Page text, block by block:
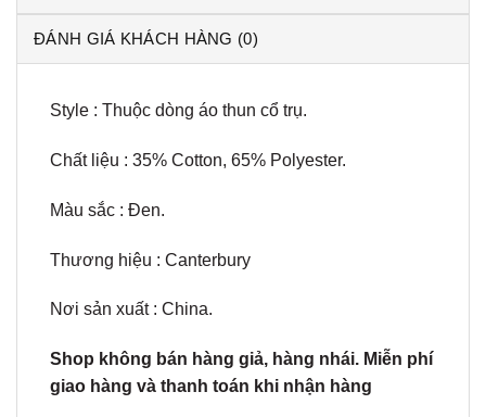
ĐÁNH GIÁ KHÁCH HÀNG (0)
Style : Thuộc dòng áo thun cổ trụ.
Chất liệu : 35% Cotton, 65% Polyester.
Màu sắc : Đen.
Thương hiệu : Canterbury
Nơi sản xuất : China.
Shop không bán hàng giả, hàng nhái. Miễn phí
giao hàng và thanh toán khi nhận hàng